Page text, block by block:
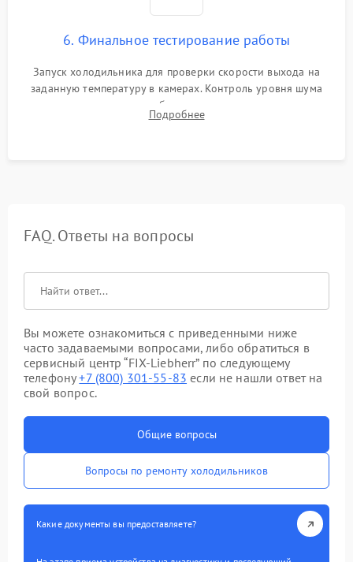
6. Финальное тестирование работы
Запуск холодильника для проверки скорости выхода на
заданную температуру в камерах. Контроль уровня шума
компрессора, отсутствия обмерзания стенок и корректного
срабатывания системы автоматической оттайки.
Подробнее
FAQ. Ответы на вопросы
Вы можете ознакомиться с приведенными ниже
часто задаваемыми вопросами, либо обратиться в
сервисный центр “FIX-Liebherr” по следующему
телефону+7 (800) 301-55-83 если не нашли ответ на
свой вопрос.
Общие вопросы
Вопросы по ремонту холодильников
Какие документы вы предоставляете?